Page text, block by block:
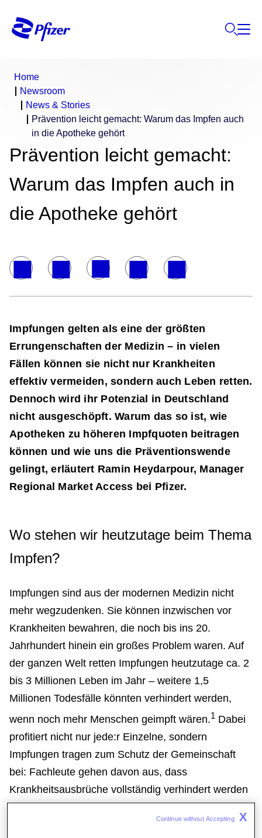
Home
Newsroom
News & Stories
Prävention leicht gemacht: Warum das Impfen auch
in die Apotheke gehört
Prävention leicht gemacht:
Warum das Impfen auch in
die Apotheke gehört
Impfungen gelten als eine der größten
Errungenschaften der Medizin – in vielen
Fällen können sie nicht nur Krankheiten
effektiv vermeiden, sondern auch Leben retten.
Dennoch wird ihr Potenzial in Deutschland
nicht ausgeschöpft. Warum das so ist, wie
Apotheken zu höheren Impfquoten beitragen
können und wie uns die Präventionswende
gelingt, erläutert Ramin Heydarpour, Manager
Regional Market Access bei Pfizer.
Wo stehen wir heutzutage beim Thema
Impfen?
Impfungen sind aus der modernen Medizin nicht
mehr wegzudenken. Sie können inzwischen vor
Krankheiten bewahren, die noch bis ins 20.
Jahrhundert hinein ein großes Problem waren. Auf
der ganzen Welt retten Impfungen heutzutage ca. 2
bis 3 Millionen Leben im Jahr – weitere 1,5
Millionen Todesfälle könnten verhindert werden,
wenn noch mehr Menschen geimpft wären.1 Dabei
profitiert nicht nur jede:r Einzelne, sondern
Impfungen tragen zum Schutz der Gemeinschaft
bei: Fachleute gehen davon aus, dass
Krankheitsausbrüche vollständig verhindert werden
könnten, wenn bis zu 95 Prozent der Menschen
Continue without Accepting X